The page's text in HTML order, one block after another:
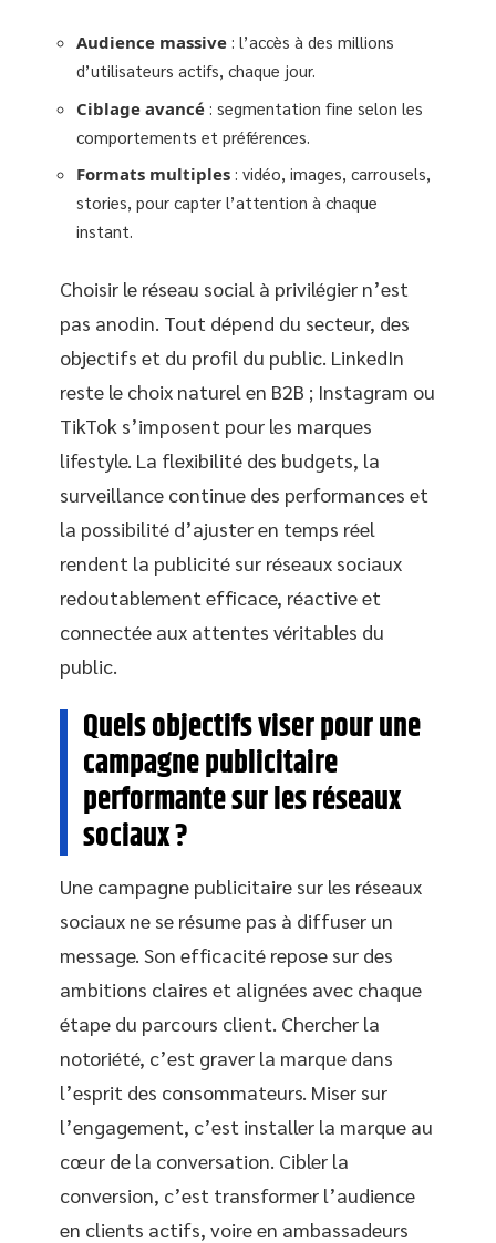
Audience massive : l’accès à des millions
d’utilisateurs actifs, chaque jour.
Ciblage avancé : segmentation fine selon les
comportements et préférences.
Formats multiples : vidéo, images, carrousels,
stories, pour capter l’attention à chaque
instant.
Choisir le réseau social à privilégier n’est
pas anodin. Tout dépend du secteur, des
objectifs et du profil du public. LinkedIn
reste le choix naturel en B2B ; Instagram ou
TikTok s’imposent pour les marques
lifestyle. La flexibilité des budgets, la
surveillance continue des performances et
la possibilité d’ajuster en temps réel
rendent la publicité sur réseaux sociaux
redoutablement efficace, réactive et
connectée aux attentes véritables du
public.
Quels objectifs viser pour une
campagne publicitaire
performante sur les réseaux
sociaux ?
Une campagne publicitaire sur les réseaux
sociaux ne se résume pas à diffuser un
message. Son efficacité repose sur des
ambitions claires et alignées avec chaque
étape du parcours client. Chercher la
notoriété, c’est graver la marque dans
l’esprit des consommateurs. Miser sur
l’engagement, c’est installer la marque au
cœur de la conversation. Cibler la
conversion, c’est transformer l’audience
en clients actifs, voire en ambassadeurs